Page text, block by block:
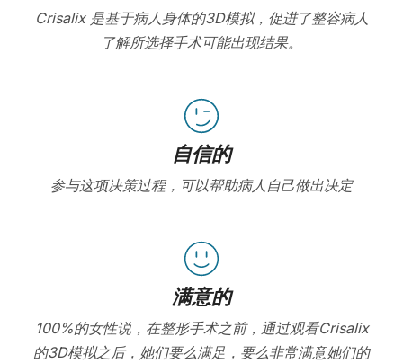
Crisalix 是基于病人身体的3D模拟，促进了整容病人
了解所选择手术可能出现结果。
自信的
参与这项决策过程，可以帮助病人自己做出决定
满意的
100%的女性说，在整形手术之前，通过观看Crisalix
的3D模拟之后，她们要么满足，要么非常满意她们的